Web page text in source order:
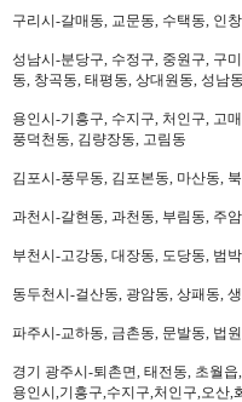
구리시-갈매동, 교문동, 수택동, 인
성남시-분당구, 수정구, 중원구, 구
동, 창곡동, 태평동, 상대원동, 성남
용인시-기흥구, 수지구, 처인구, 고
풍덕천동, 김량장동, 고림동
김포시-풍무동, 김포본동, 마산동,
과천시-갈현동, 과천동, 부림동, 주
부천시-고강동, 대장동, 도당동, 범
동두천시-걸산동, 광암동, 상패동,
파주시-교하동, 금촌동, 문발동, 법
경기 광주시-퇴촌면, 태전동, 초월
용인시,기흥구,수지구,처인구,오산,